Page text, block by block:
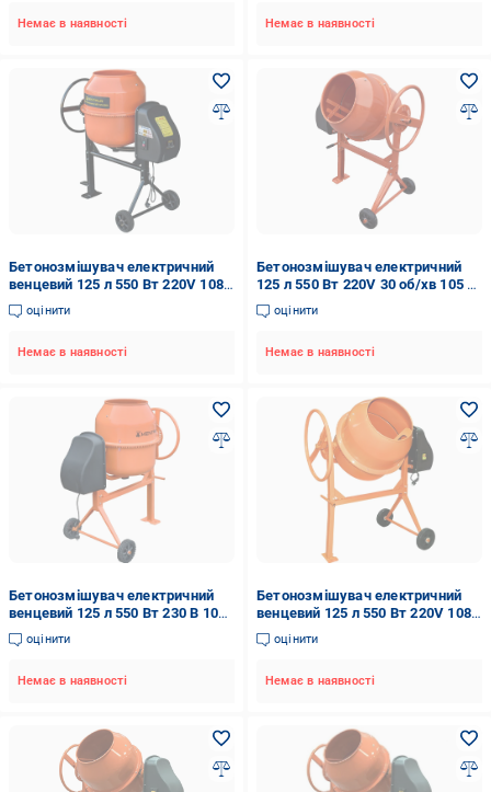
Немає в наявності Немає в наявності
Бетонозмішувач електричний
венцевий 125 л 550 Вт 220V 108
л (240505)
оцінити
Немає в наявності
Бетонозмішувач електричний
125 л 550 Вт 220V 30 об/хв 105 л
(82755)
оцінити
Немає в наявності
Бетонозмішувач електричний
венцевий 125 л 550 Вт 230 В 108
л (240499)
оцінити
Немає в наявності
Бетонозмішувач електричний
венцевий 125 л 550 Вт 220V 108
л (55573)
оцінити
Немає в наявності